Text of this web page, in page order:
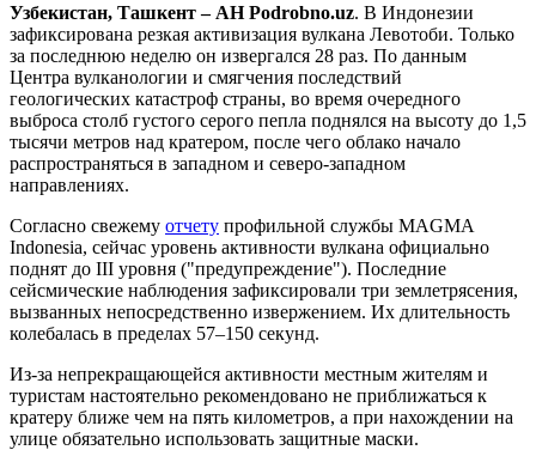
Узбекистан, Ташкент – АН Podrobno.uz. В Индонезии
зафиксирована резкая активизация вулкана Левотоби. Только
за последнюю неделю он извергался 28 раз. По данным
Центра вулканологии и смягчения последствий
геологических катастроф страны, во время очередного
выброса столб густого серого пепла поднялся на высоту до 1,5
тысячи метров над кратером, после чего облако начало
распространяться в западном и северо-западном
направлениях.
Согласно свежему отчету профильной службы MAGMA
Indonesia, сейчас уровень активности вулкана официально
поднят до III уровня ("предупреждение"). Последние
сейсмические наблюдения зафиксировали три землетрясения,
вызванных непосредственно извержением. Их длительность
колебалась в пределах 57–150 секунд.
Из-за непрекращающейся активности местным жителям и
туристам настоятельно рекомендовано не приближаться к
кратеру ближе чем на пять километров, а при нахождении на
улице обязательно использовать защитные маски.